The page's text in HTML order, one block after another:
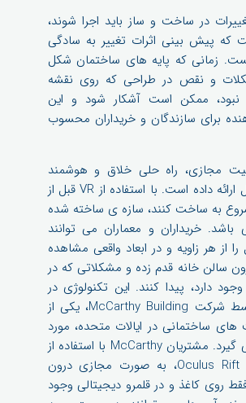
در ساخت و ساز باید اجرا شوند،
که پیش بینی اثرات تغییر به سادگی
زمانی که پایه های ساختمان شکل
و نقص در طراحی که روی نقشه
نبود، ممکن است آشکار شود و این
برای سازندگان و خریداران محسوب
مجازی، راه حلی خلاق و هوشمند
برای این مشکل ارائه داده است. با استفاده از VR قبل از
شروع به ساخت کنند، سازه ی ساخته شده
خریداران و معماران می توانند
از هر زاویه و در ابعاد واقعی مشاهده
سالن خانه قدم زده و مشکلاتی که در
دارد، پیدا کنند. این تکنولوژی در
حال حاضر توسط شرکت McCarthy Building، یکی از
های ساختمانی در ایالات متحده، مورد
استفاده قرار می گیرد. مشتریان McCarthy با استفاده از
صفحه نمایش Oculus Rift، به صورت مجازی درون
روی کاغذ و در قلمرو دیجیتالی وجود